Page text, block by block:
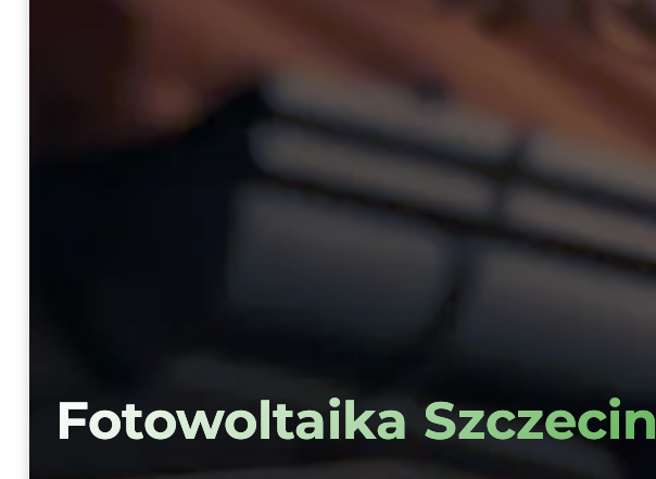
Fotowoltaika Szczecin